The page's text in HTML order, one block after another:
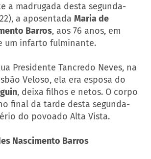
a madrugada desta segunda-
a aposentada Maria de
Barros, aos 76 anos, em
um infarto fulminante.
Presidente Tancredo Neves, na
Veloso, ela era esposa do
, deixa filhos e netos. O corpo
final da tarde desta segunda-
do povoado Alta Vista.
Nascimento Barros